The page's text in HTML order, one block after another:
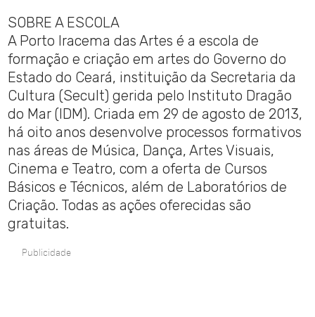
SOBRE A ESCOLA
A Porto Iracema das Artes é a escola de
formação e criação em artes do Governo do
Estado do Ceará, instituição da Secretaria da
Cultura (Secult) gerida pelo Instituto Dragão
do Mar (IDM). Criada em 29 de agosto de 2013,
há oito anos desenvolve processos formativos
nas áreas de Música, Dança, Artes Visuais,
Cinema e Teatro, com a oferta de Cursos
Básicos e Técnicos, além de Laboratórios de
Criação. Todas as ações oferecidas são
gratuitas.
Publicidade